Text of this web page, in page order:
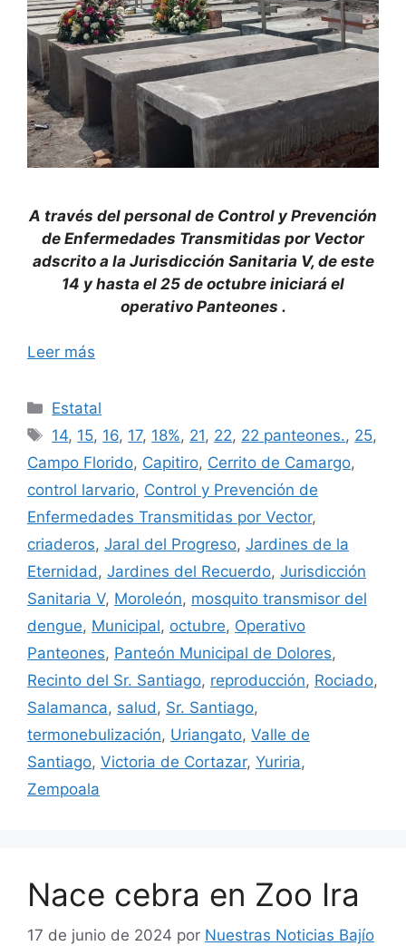
A través del personal de Control y Prevención
de Enfermedades Transmitidas por Vector
adscrito a la Jurisdicción Sanitaria V, de este
14 y hasta el 25 de octubre iniciará el
operativo Panteones .
Leer más
Categorías
Estatal
Etiquetas
14, 15, 16, 17, 18%, 21, 22, 22 panteones., 25,
Campo Florido, Capitiro, Cerrito de Camargo,
control larvario, Control y Prevención de
Enfermedades Transmitidas por Vector,
criaderos, Jaral del Progreso, Jardines de la
Eternidad, Jardines del Recuerdo, Jurisdicción
Sanitaria V, Moroleón, mosquito transmisor del
dengue, Municipal, octubre, Operativo
Panteones, Panteón Municipal de Dolores,
Recinto del Sr. Santiago, reproducción, Rociado,
Salamanca, salud, Sr. Santiago,
termonebulización, Uriangato, Valle de
Santiago, Victoria de Cortazar, Yuriria,
Zempoala
Nace cebra en Zoo Ira
17 de junio de 2024 por Nuestras Noticias Bajío